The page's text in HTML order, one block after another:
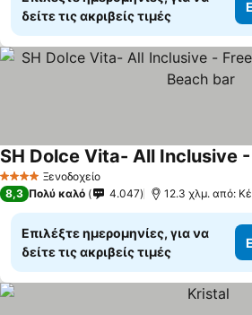
δείτε τις ακριβείς τιμές
4 ΑστέριαΞενοδοχείο
8,3 Πολύ καλό 4.047 12.3 χλμ. από:
Επιλέξτε ημερομηνίες, για να
δείτε τις ακριβείς τιμές